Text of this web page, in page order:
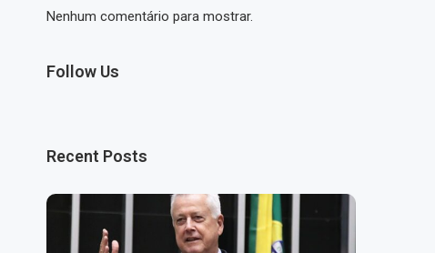
Nenhum comentário para mostrar.
Follow Us
Recent Posts